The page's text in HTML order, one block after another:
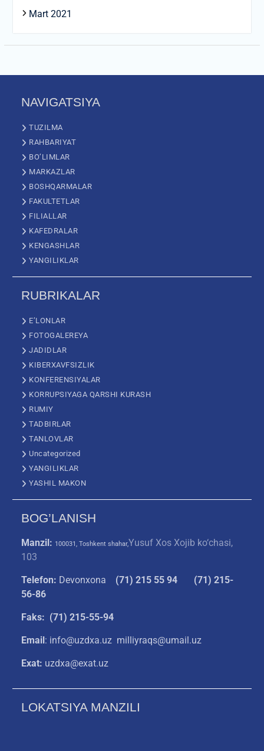
Mart 2021
NAVIGATSIYA
TUZILMA
RAHBARIYAT
BO’LIMLAR
MARKAZLAR
BOSHQARMALAR
FAKULTETLAR
FILIALLAR
KAFEDRALAR
KENGASHLAR
YANGILIKLAR
RUBRIKALAR
E’LONLAR
FOTOGALEREYA
JADIDLAR
KIBERXAVFSIZLIK
KONFERENSIYALAR
KORRUPSIYAGA QARSHI KURASH
RUMIY
TADBIRLAR
TANLOVLAR
Uncategorized
YANGILIKLAR
YASHIL MAKON
BOG’LANISH
Manzil: 100031, Toshkent shahar,Yusuf Xos Xojib ko‘chasi,
103
Telefon: Devonxona (71) 215 55 94
(71) 215-
56-86
Faks: (71) 215-55-94
Email: info@uzdxa.uz milliyraqs@umail.uz
Exat: uzdxa@exat.uz
LOKATSIYA MANZILI